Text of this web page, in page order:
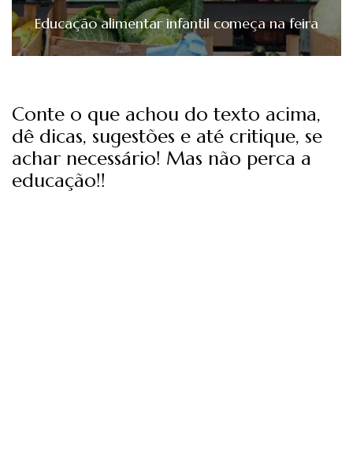
Educação alimentar infantil começa na feira
Conte o que achou do texto acima,
dê dicas, sugestões e até critique, se
achar necessário! Mas não perca a
educação!!